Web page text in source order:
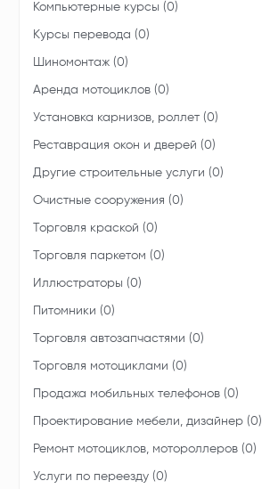
Компьютерные курсы (0)
Курсы перевода (0)
Шиномонтаж (0)
Аренда мотоциклов (0)
Установка карнизов, роллет (0)
Реставрация окон и дверей (0)
Другие строительные услуги (0)
Очистные сооружения (0)
Торговля краской (0)
Торговля паркетом (0)
Иллюстраторы (0)
Питомники (0)
Торговля автозапчастями (0)
Торговля мотоциклами (0)
Продажа мобильных телефонов (0)
Проектирование мебели, дизайнер (0)
Ремонт мотоциклов, мотороллеров (0)
Услуги по переезду (0)